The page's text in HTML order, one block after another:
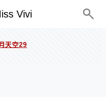
Vivi
天空29